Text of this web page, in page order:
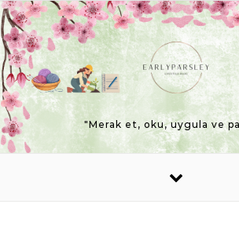
Skip to content
"Merak et, oku, uygula ve